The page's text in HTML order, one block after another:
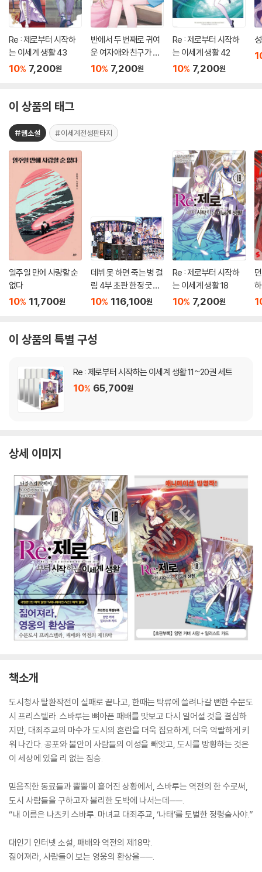
Re : 제로부터 시작하
는 이세계 생활 43
10% 7,200원
반에서 두 번째로 귀여
운 여자애와 친구가 되
었다 7.5
10% 7,200원
Re : 제로부터 시작하
는 이세계 생활 42
10% 7,200원
이 상품의 태그
#웹소설 #이세계전생판타지
일주일 만에 사랑할 순
없다
10% 11,700원
데뷔 못 하면 죽는 병 걸
림 4부 초판 한정 굿즈
박스 세트
10% 116,100원
Re : 제로부터 시작하
는 이세계 생활 18
10% 7,200원
이 상품의 특별 구성
Re : 제로부터 시작하는 이세계 생활 11~20권 세트
10% 65,700원
상세 이미지
책소개
도시청사 탈환작전이 실패로 끝나고, 한때는 탁류에 쓸려나갈 뻔한 수문도
시 프리스텔라. 스바루는 뼈아픈 패배를 맛보고 다시 일어설 것을 결심하
지만, 대죄주교의 마수가 도시의 혼란을 더욱 집요하게, 더욱 악랄하게 키
워 나간다. 공포와 불안이 사람들의 이성을 빼앗고, 도시를 방황하는 것은
이 세상에 있을 리 없는 짐승.
믿음직한 동료들과 뿔뿔이 흩어진 상황에서, 스바루는 역전의 한 수로써,
도시 사람들을 구하고자 불리한 도박에 나서는데──.
“내 이름은 나츠키 스바루. 마녀교 대죄주교, ‘나태’를 토벌한 정령술사야.”
대인기 인터넷 소설, 패배와 역전의 제18막.
짊어져라, 사람들이 보는 영웅의 환상을──.